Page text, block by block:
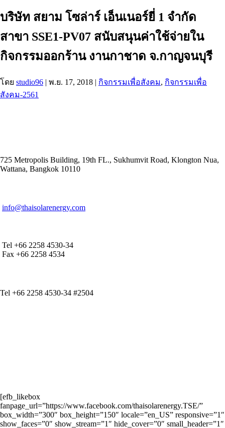
บริษัท สยาม โซล่าร์ เอ็นเนอร์ยี่ 1 จำกัด
สาขา SSE1-PV07 สนับสนุนค่าใช้จ่ายใน
กิจกรรมออกร้าน งานกาชาด จ.กาญจนบุรี
โดย studio96 | พ.ย. 17, 2018 | กิจกรรมเพื่อสังคม, กิจกรรมเพื่อ
สังคม-2561
725 Metropolis Building, 19th FL., Sukhumvit Road, Klongton Nua,
Wattana, Bangkok 10110
info@thaisolarenergy.com
Tel +66 2258 4530-34
Fax +66 2258 4534
Tel +66 2258 4530-34 #2504
[efb_likebox
fanpage_url=”https://www.facebook.com/thaisolarenergy.TSE/”
box_width=”300″ box_height=”150″ locale=”en_US” responsive=”1″
show_faces=”0″ show_stream=”1″ hide_cover=”0″ small_header=”1″